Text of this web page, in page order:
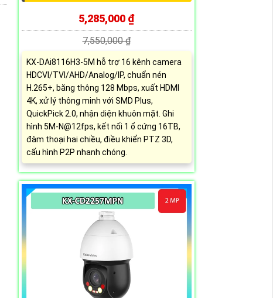
5,285,000 ₫
7,550,000 ₫
KX-DAi8116H3-5M hỗ trợ 16 kênh camera
HDCVI/TVI/AHD/Analog/IP, chuẩn nén
H.265+, băng thông 128 Mbps, xuất HDMI
4K, xử lý thông minh với SMD Plus,
QuickPick 2.0, nhận diện khuôn mặt. Ghi
hình 5M-N@12fps, kết nối 1 ổ cứng 16TB,
đàm thoại hai chiều, điều khiển PTZ 3D,
cấu hình P2P nhanh chóng.